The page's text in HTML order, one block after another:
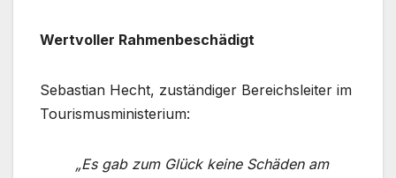
Wertvoller Rahmenbeschädigt
Sebastian Hecht, zuständiger Bereichsleiter im
Tourismusministerium:
„Es gab zum Glück keine Schäden am